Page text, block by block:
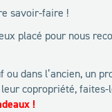
savoir-faire !
placé pour nous
ou dans l’ancien, un
copropriété,
!